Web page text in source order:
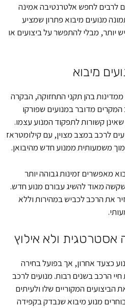
לרבים לחפש אלטרנטיבה אמינה
מנועים מיבוא פתרון שמציע
יותר, מבלי להתפשר על ביצועים או
מיבוא
ממדינות בהן תקני התחזוקה, הבקרה
מדובר במנועים שפורקו
קשורות לתפקוד המנוע עצמו.
לרכב במצב מצוין, עם קילומטראז
משמעותית ממנוע חדש מהיבואן.
מאפשרים זמינות גבוהה יותר
מאוד להשיג עבורם מנוע חדש.
את הרכב לכביש במהירות וללא
אסטרטגית ולא אילוץ
כצעד אחרון, אך בפועל בחירה
הרכב בשנים רבות. מנועים לרכב
המקוריים שלו ולעיתים
מנוע מיבוא שנבדק בקפידה